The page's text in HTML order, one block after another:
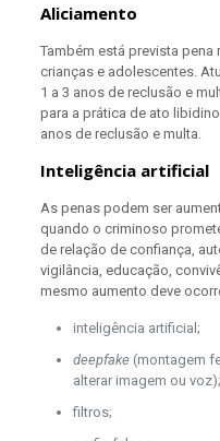
Aliciamento
Também está prevista
crianças e adolescentes.
1 a 3 anos de reclusão e
para a prática de ato
anos de reclusão e multa.
Inteligência artificial
As penas podem ser
quando o criminoso
de relação de confiança,
vigilância, educação,
mesmo aumento deve
inteligência artificial;
deepfake (montagem
alterar imagem ou voz);
filtros;